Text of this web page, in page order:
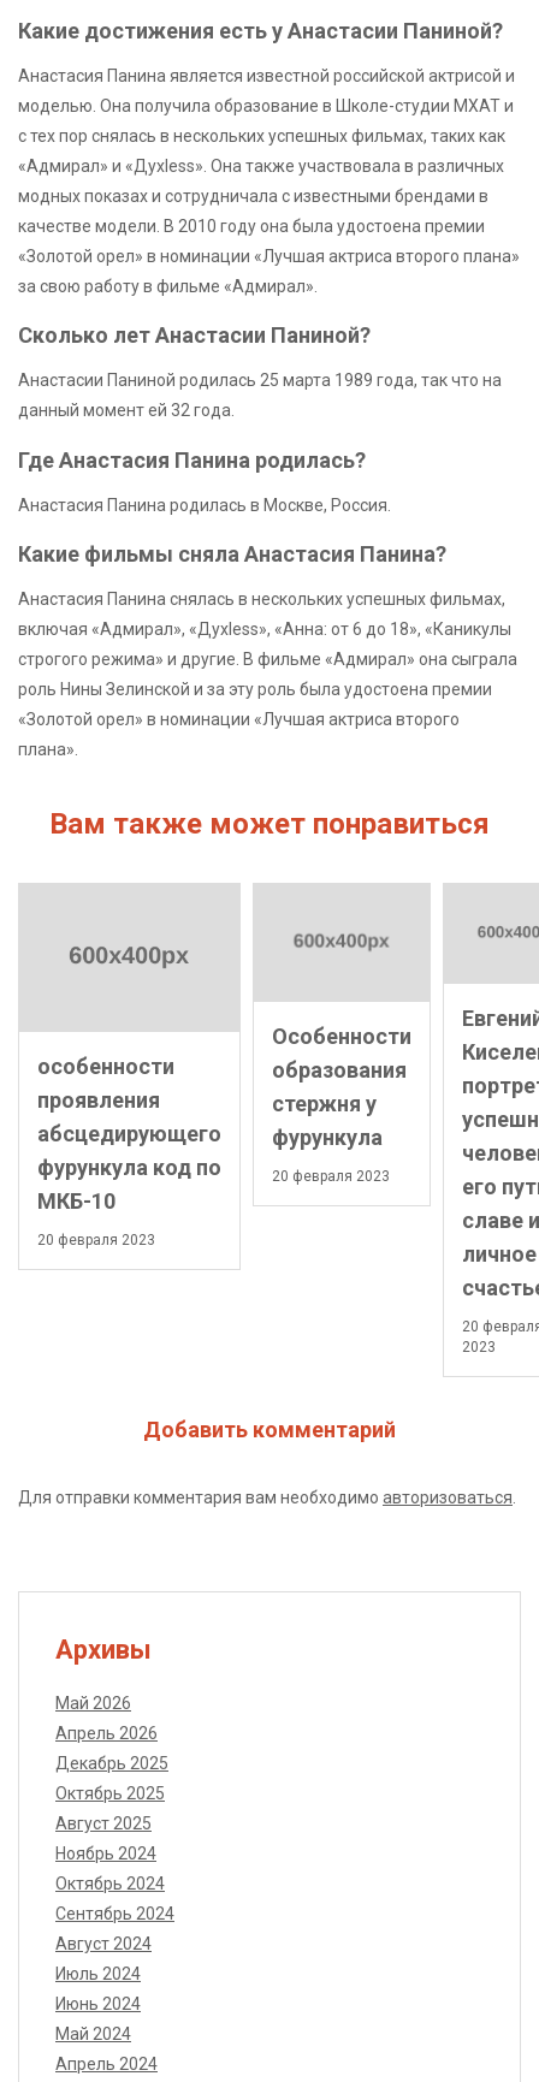
Какие достижения есть у Анастасии Паниной?
Анастасия Панина является известной российской актрисой и
моделью. Она получила образование в Школе-студии МХАТ и
с тех пор снялась в нескольких успешных фильмах, таких как
«Адмирал» и «Духless». Она также участвовала в различных
модных показах и сотрудничала с известными брендами в
качестве модели. В 2010 году она была удостоена премии
«Золотой орел» в номинации «Лучшая актриса второго плана»
за свою работу в фильме «Адмирал».
Сколько лет Анастасии Паниной?
Анастасии Паниной родилась 25 марта 1989 года, так что на
данный момент ей 32 года.
Где Анастасия Панина родилась?
Анастасия Панина родилась в Москве, Россия.
Какие фильмы сняла Анастасия Панина?
Анастасия Панина снялась в нескольких успешных фильмах,
включая «Адмирал», «Духless», «Анна: от 6 до 18», «Каникулы
строгого режима» и другие. В фильме «Адмирал» она сыграла
роль Нины Зелинской и за эту роль была удостоена премии
«Золотой орел» в номинации «Лучшая актриса второго
плана».
Вам также может понравиться
особенности
проявления
абсцедирующего
фурункула код по
МКБ-10
20 февраля 2023
Особенности
образования
стержня у
фурункула
20 февраля 2023
его
славе и
личное
20
2023
Добавить комментарий
Для отправки комментария вам необходимо авторизоваться.
Архивы
Май 2026
Апрель 2026
Декабрь 2025
Октябрь 2025
Август 2025
Ноябрь 2024
Октябрь 2024
Сентябрь 2024
Август 2024
Июль 2024
Июнь 2024
Май 2024
Апрель 2024